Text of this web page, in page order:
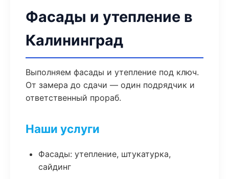
Фасады и утепление в
Калининград
Выполняем фасады и утепление под ключ.
От замера до сдачи — один подрядчик и
ответственный прораб.
Наши услуги
Фасады: утепление, штукатурка,
сайдинг